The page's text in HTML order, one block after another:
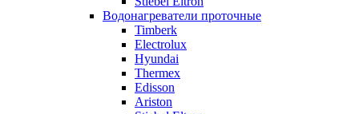
Водонагреватели проточные
Timberk
Electrolux
Hyundai
Thermex
Edisson
Ariston